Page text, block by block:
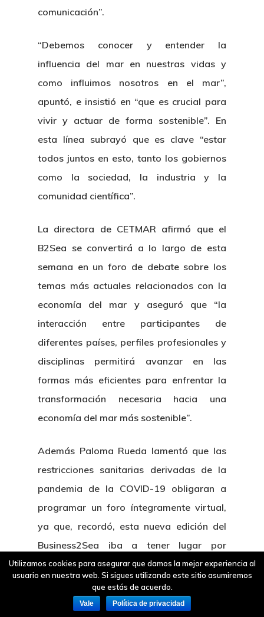
comunicación”.
“Debemos conocer y entender la
influencia del mar en nuestras vidas y
como influimos nosotros en el mar”,
apuntó, e insistió en “que es crucial para
vivir y actuar de forma sostenible”. En
esta línea subrayó que es clave “estar
todos juntos en esto, tanto los gobiernos
como la sociedad, la industria y la
comunidad científica”.
La directora de CETMAR afirmó que el
B2Sea se convertirá a lo largo de esta
semana en un foro de debate sobre los
temas más actuales relacionados con la
economía del mar y aseguró que “la
interacción entre participantes de
diferentes países, perfiles profesionales y
disciplinas permitirá avanzar en las
formas más eficientes para enfrentar la
transformación necesaria hacia una
economía del mar más sostenible”.
Además Paloma Rueda lamentó que las
restricciones sanitarias derivadas de la
pandemia de la COVID-19 obligaran a
programar un foro íntegramente virtual,
ya que, recordó, esta nueva edición del
Business2Sea iba a tener lugar por
primera vez en su historia en la ciudad de
Vigo. Mostró así el agradecimiento de
CETMAR “a todos los que nos animaron a
Utilizamos cookies para asegurar que damos la mejor experiencia al
usuario en nuestra web. Si sigues utilizando este sitio asumiremos
que estás de acuerdo.
Vale Política de privacidad